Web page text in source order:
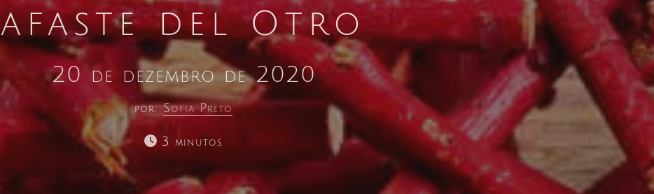
afaste del Otro
20 de dezembro de 2020
por: Sofia Preto
3 minutos